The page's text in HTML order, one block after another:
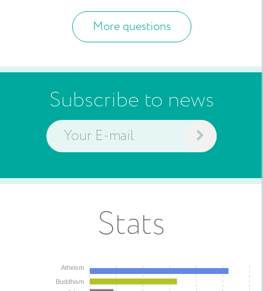
More questions
Subscribe to news
Stats
Buddhism
Atheism